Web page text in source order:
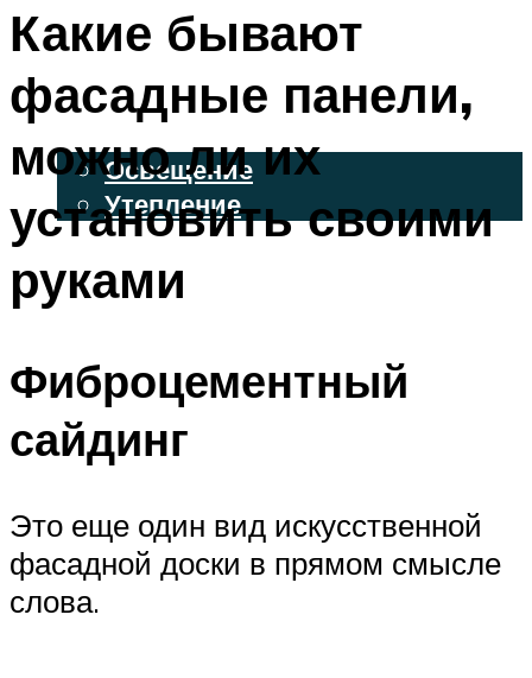
ОСВЕЩЕНИЕ И УТЕПЛЕНИЕ
Освещение
Утепление
Какие бывают
фасадные панели,
можно ли их
установить своими
руками
Фиброцементный
сайдинг
Это еще один вид искусственной
фасадной доски в прямом смысле
слова.